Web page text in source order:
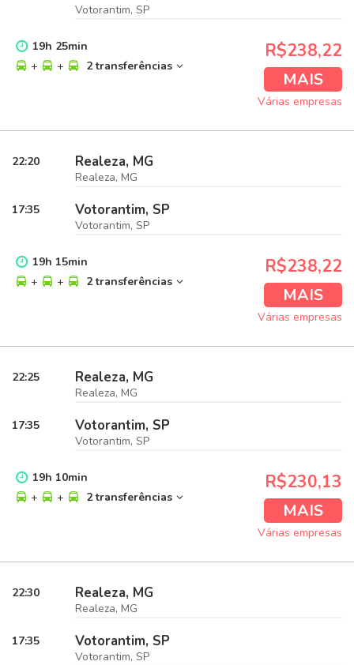
Votorantim, SP
19h 25min
+
+ 2 transferências
R$238,22
MAIS
Várias empresas
22:20 Realeza, MG
Realeza, MG
17:35 Votorantim, SP
Votorantim, SP
19h 15min
+
+ 2 transferências
R$238,22
MAIS
Várias empresas
22:25 Realeza, MG
Realeza, MG
17:35 Votorantim, SP
Votorantim, SP
19h 10min
+
+ 2 transferências
R$230,13
MAIS
Várias empresas
22:30 Realeza, MG
Realeza, MG
17:35 Votorantim, SP
Votorantim, SP